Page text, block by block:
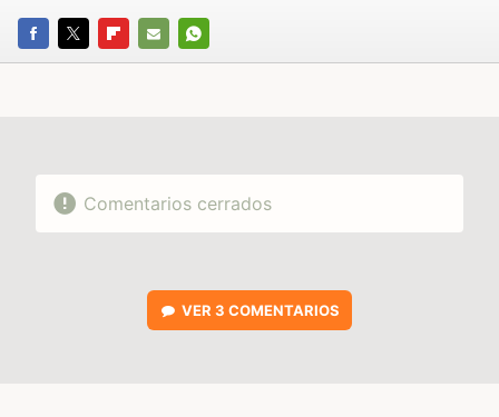
FACEBOOK
TWITTERFLIPBOARD
E-
WHATSAPP
Comentarios cerrados
VER 3 COMENTARIOS